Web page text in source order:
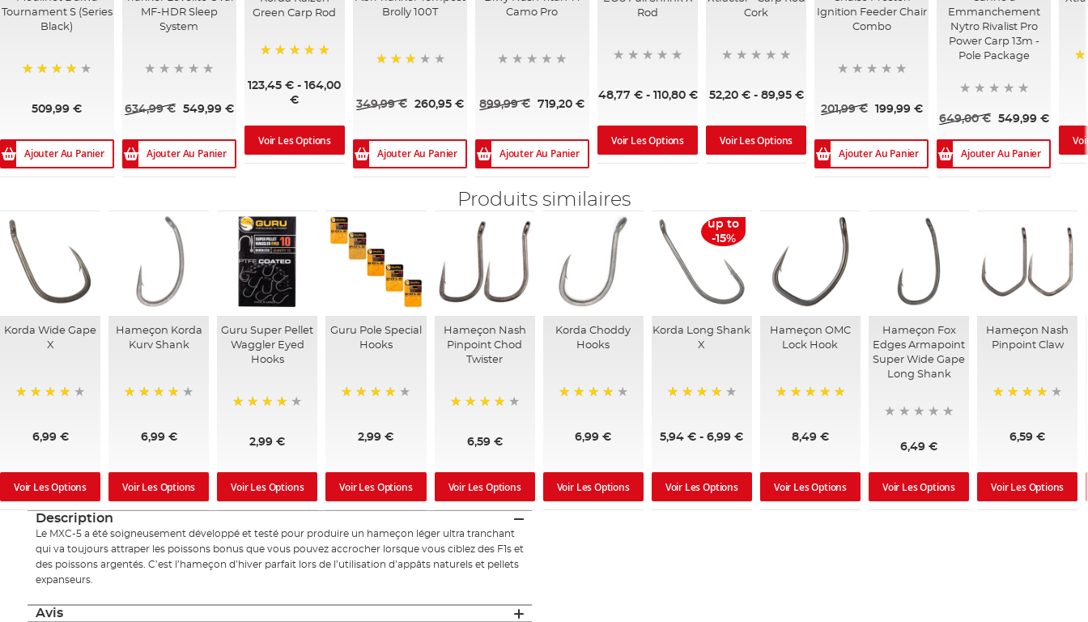
Tournament S (Series
Black)
509,99 €
Ajouter Au Panier
MF-HDR Sleep
System
634,99 € 549,99 €
Ajouter Au Panier
Green Carp Rod
123,45 € -164,00
€
Voir Les Options
Brolly 100T
349,99 € 260,95 €
Ajouter Au Panier
Camo Pro
899,99 € 719,20 €
Ajouter Au Panier
Rod
48,77 €- 110,80 €
Voir Les Options
Cork
52,20 €- 89,95 €
Voir Les Options
Ignition Feeder Chair
Combo
201,99 € 199,99 €
Ajouter Au Panier
Emmanchement
Nytro Rivalist Pro
Power Carp 13m -
Pole Package
649,00 € 549,99 €
Ajouter Au Panier
Produits similaires
Korda Wide Gape
X
6,99 €
Voir Les Options
Hameçon Korda
Kurv Shank
6,99 €
Voir Les Options
Guru Super Pellet
Waggler Eyed
Hooks
2,99 €
Voir Les Options
Guru Pole Special
Hooks
2,99 €
Voir Les Options
Hameçon Nash
Pinpoint Chod
Twister
6,59 €
Voir Les Options
Korda Choddy
Hooks
6,99 €
Voir Les Options
up to
-15%
Korda Long Shank
X
5,94 € -6,99 €
Voir Les Options
Hameçon OMC
Lock Hook
8,49 €
Voir Les Options
Hameçon Fox
Edges Armapoint
Super Wide Gape
Long Shank
6,49 €
Voir Les Options
Hameçon Nash
Pinpoint Claw
6,59 €
Voir Les Options
Description
Le MXC-5 a été soigneusement développé et testé pour produire un hameçon léger ultra tranchant
qui va toujours attraper les poissons bonus que vous pouvez accrocher lorsque vous ciblez des F1s et
des poissons argentés. C’est l’hameçon d’hiver parfait lors de l’utilisation d’appâts naturels et pellets
expanseurs.
Avis